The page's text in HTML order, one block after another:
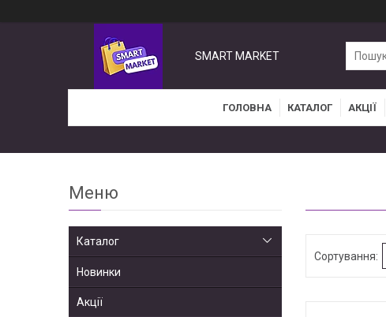
SMART MARKET
ГОЛОВНА КАТАЛОГ АКЦІЇ
Каталог
Новинки
Акції